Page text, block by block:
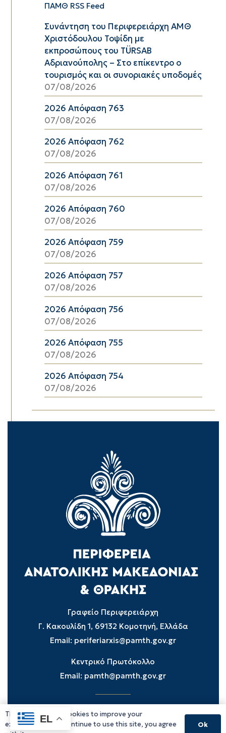
ΠΑΜΘ RSS Feed
Συνάντηση του Περιφερειάρχη ΑΜΘ
Χριστόδουλου Τοψίδη με
εκπροσώπους του TÜRSAB
Αδριανούπολης – Στο επίκεντρο ο
τουρισμός και οι συνοριακές υποδομές
07/08/2026
2026 Απόφαση 763
07/08/2026
2026 Απόφαση 762
07/08/2026
2026 Απόφαση 761
07/08/2026
2026 Απόφαση 760
07/08/2026
2026 Απόφαση 759
07/08/2026
2026 Απόφαση 757
07/08/2026
2026 Απόφαση 756
07/08/2026
2026 Απόφαση 755
07/08/2026
2026 Απόφαση 754
07/08/2026
Γραφείο Περιφερειάρχη
Γ. Κακουλίδη 1, 69132 Κομοτηνή, Ελλάδα
Email: periferiarxis@pamth.gov.gr
Κεντρικό Πρωτόκολλο
Email: pamth@pamth.gov.gr
Υπηρεσίες Δράμας
Υπηρεσίες Καβάλας
EL
This website uses cookies to improve your
experience. If you continue to use this site, you agree
Ok